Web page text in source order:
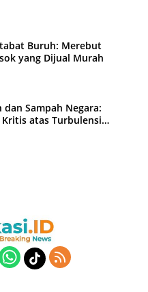
Buruh: Merebut
yang Dijual Murah
dan Sampah Negara:
Kritis atas Turbulensi